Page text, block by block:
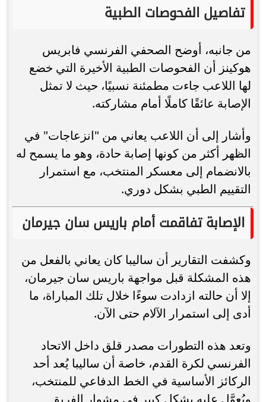
تفاصيل الفحوصات الطبية
من جانبه، أوضح الصحفي الفرنسي فابريس
هوكينز أن الفحوصات الطبية الأخيرة التي خضع
لها اللاعب جاءت مطمئنة نسبيًا، حيث لا تمثل
الإصابة عائقًا كاملًا أمام مشاركته.
وأشار إلى أن اللاعب يعاني من "انزعاجات" في
الظهر أكثر من كونها إصابة حادة، وهو ما يسمح له
بالانضمام إلى معسكر المنتخب، مع استمرار
التقييم الطبي بشكل دوري.
الإصابة تفاقمت أمام باريس سان جيرمان
وكشفت التقارير أن ساليبا كان يعاني بالفعل من
هذه المشكلة قبل مواجهة باريس سان جيرمان،
إلا أن حالته ازدادت سوءًا خلال تلك المباراة، ما
أدى إلى استمرار الآلام حتى الآن.
وتعد هذه التطورات مصدر قلق داخل الاتحاد
الفرنسي لكرة القدم، خاصة أن ساليبا يُعد أحد
الركائز الأساسية في الخط الدفاعي للمنتخب،
ويُعوَّل عليه بشكل كبير في مشوار الفريق